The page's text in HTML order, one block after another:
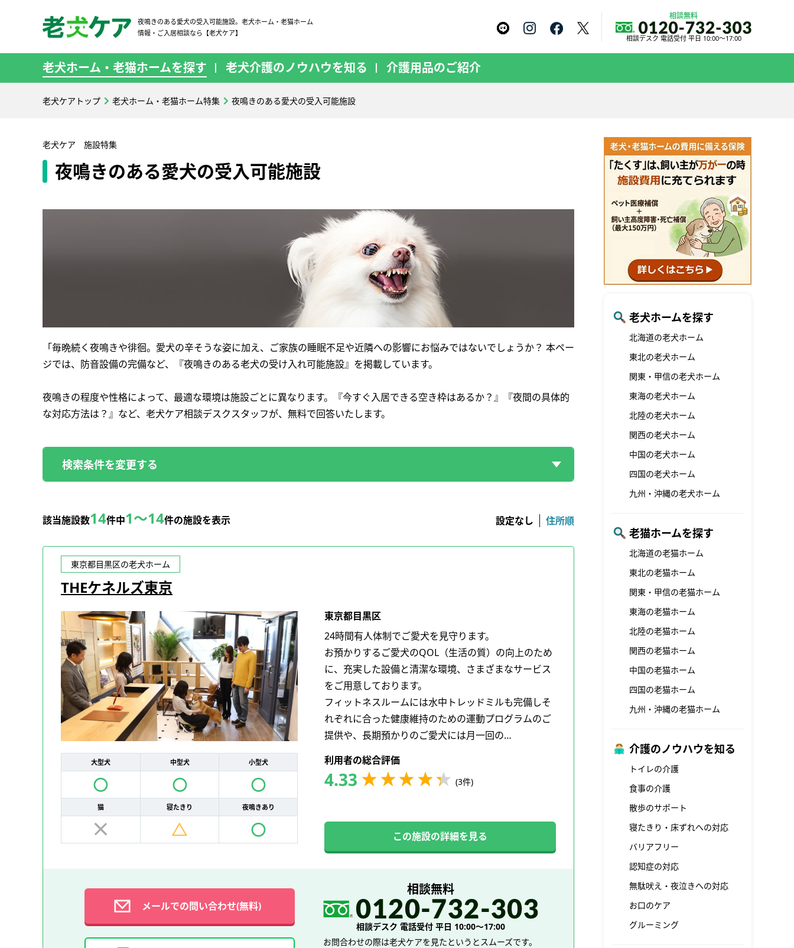
夜鳴きのある愛犬の受入可能施設。老犬ホーム・老猫ホーム
情報・ご入居相談なら【老犬ケア】
相談無料
相談デスク 電話受付 平日 10:00～17:00
老犬ホーム・老猫ホームを探す 老犬介護のノウハウを知る 介護用品のご紹介
老犬ケアトップ 老犬ホーム・老猫ホーム特集 夜鳴きのある愛犬の受入可能施設
老犬ケア 施設特集
夜鳴きのある愛犬の受入可能施設
「毎晩続く夜鳴きや徘徊。愛犬の辛そうな姿に加え、ご家族の睡眠不足や近隣への影響にお悩みではないでしょうか？ 本ペー
ジでは、防音設備の完備など、『夜鳴きのある老犬の受け入れ可能施設』を掲載しています。
夜鳴きの程度や性格によって、最適な環境は施設ごとに異なります。『今すぐ入居できる空き枠はあるか？』『夜間の具体的
な対応方法は？』など、老犬ケア相談デスクスタッフが、無料で回答いたします。
検索条件を変更する
該当施設数14件中1～14件の施設を表示 設定なし 住所順
東京都目黒区の老犬ホーム
THEケネルズ東京
大型犬 中型犬 小型犬
猫 寝たきり 夜鳴きあり
東京都目黒区
24時間有人体制でご愛犬を見守ります。
お預かりするご愛犬のQOL（生活の質）の向上のため
に、充実した設備と清潔な環境、さまざまなサービス
をご用意しております。
フィットネスルームには水中トレッドミルも完備しそ
れぞれに合った健康維持のための運動プログラムのご
提供や、長期預かりのご愛犬には月一回の…
利用者の総合評価
4.33 (3件)
この施設の詳細を見る
メールでの問い合わせ(無料)
相談無料
相談デスク 電話受付 平日 10:00～17:00
お問合わせの際は老犬ケアを見たというとスムーズです。
老犬ホームを探す
北海道の老犬ホーム
東北の老犬ホーム
関東・甲信の老犬ホーム
東海の老犬ホーム
北陸の老犬ホーム
関西の老犬ホーム
中国の老犬ホーム
四国の老犬ホーム
九州・沖縄の老犬ホーム
老猫ホームを探す
北海道の老猫ホーム
東北の老猫ホーム
関東・甲信の老猫ホーム
東海の老猫ホーム
北陸の老猫ホーム
関西の老猫ホーム
中国の老猫ホーム
四国の老猫ホーム
九州・沖縄の老猫ホーム
介護のノウハウを知る
トイレの介護
食事の介護
散歩のサポート
寝たきり・床ずれへの対応
バリアフリー
認知症の対応
無駄吠え・夜泣きへの対応
お口のケア
グルーミング